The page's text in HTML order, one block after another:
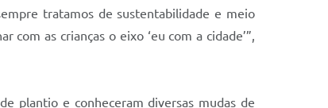
tratamos de sustentabilidade e meio
as crianças o eixo ‘eu com a cidade’”,
plantio e conheceram diversas mudas de